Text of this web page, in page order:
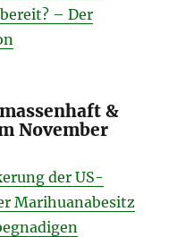
– Der
&
November
der US-
Marihuanabesitz